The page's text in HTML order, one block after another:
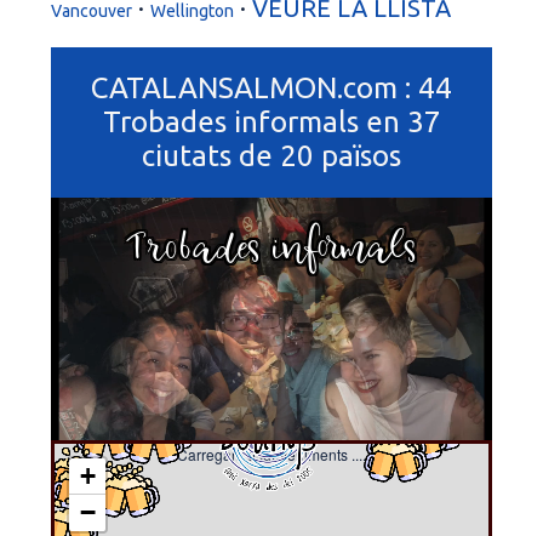
Vancouver · Wellington · VEURE LA LLISTA
CATALANSALMON.com : 44
Trobades informals en 37
ciutats de 20 països
Trobades informals
Carregant esdeveniments ....
+
−